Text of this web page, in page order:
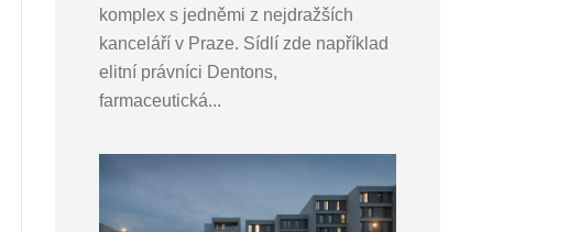
komplex s jedněmi z nejdražších
kanceláří v Praze. Sídlí zde například
elitní právníci Dentons,
farmaceutická...